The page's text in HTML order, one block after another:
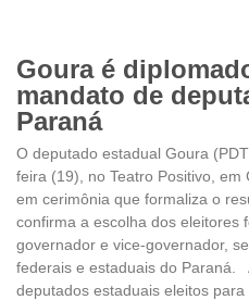
Goura é
mandato de
Paraná
O deputado estadual Goura
feira (19), no Teatro Positivo, em
em cerimônia que formaliza o
confirma a escolha dos eleitores
governador e vice-governador,
federais e estaduais do Paraná.
deputados estaduais eleitos